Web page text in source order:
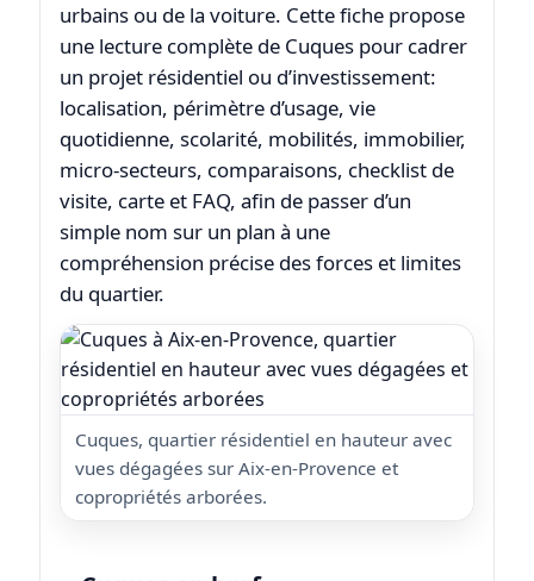
urbains ou de la voiture. Cette fiche propose
une lecture complète de Cuques pour cadrer
un projet résidentiel ou d’investissement:
localisation, périmètre d’usage, vie
quotidienne, scolarité, mobilités, immobilier,
micro-secteurs, comparaisons, checklist de
visite, carte et FAQ, afin de passer d’un
simple nom sur un plan à une
compréhension précise des forces et limites
du quartier.
Cuques, quartier résidentiel en hauteur avec
vues dégagées sur Aix-en-Provence et
copropriétés arborées.